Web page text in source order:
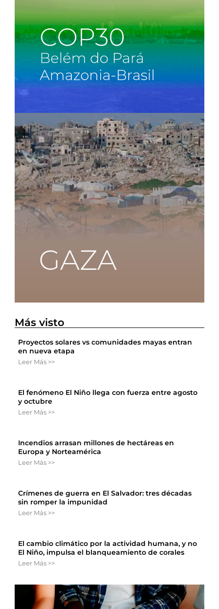
Más visto
Proyectos solares vs comunidades mayas entran
en nueva etapa
Leer Más >>
El fenómeno El Niño llega con fuerza entre agosto
y octubre
Leer Más >>
Incendios arrasan millones de hectáreas en
Europa y Norteamérica
Leer Más >>
Crímenes de guerra en El Salvador: tres décadas
sin romper la impunidad
Leer Más >>
El cambio climático por la actividad humana, y no
El Niño, impulsa el blanqueamiento de corales
Leer Más >>